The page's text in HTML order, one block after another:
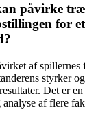
påvirke
for et
af spillernes
styrker
Det er
af flere